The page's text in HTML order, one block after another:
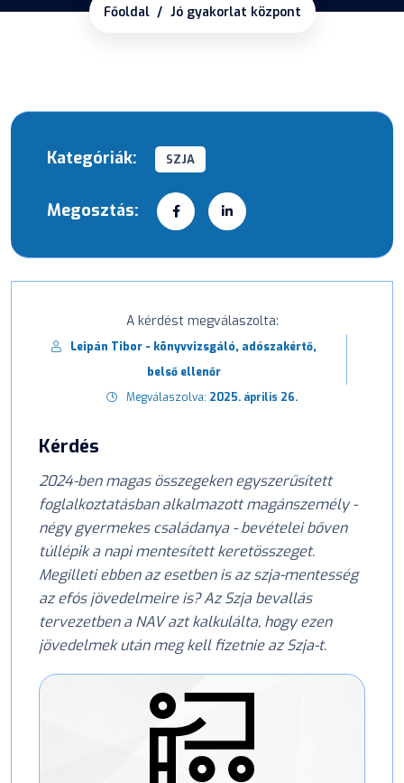
Főoldal Jó gyakorlat központ
Kategóriák: SZJA
Megosztás:
A kérdést megválaszolta:
Leipán Tibor - könyvvizsgáló, adószakértő,
belső ellenőr
Megválaszolva: 2025. április 26.
Kérdés
2024-ben magas összegeken egyszerűsített
foglalkoztatásban alkalmazott magánszemély -
négy gyermekes családanya - bevételei bőven
túllépik a napi mentesített keretösszeget.
Megilleti ebben az esetben is az szja-mentesség
az efós jövedelmeire is? Az Szja bevallás
tervezetben a NAV azt kalkulálta, hogy ezen
jövedelmek után meg kell fizetnie az Szja-t.